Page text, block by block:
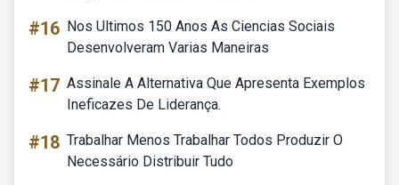
#16 Nos Ultimos 150 Anos As Ciencias Sociais
Desenvolveram Varias Maneiras
#17 Assinale A Alternativa Que Apresenta Exemplos
Ineficazes De Liderança.
#18 Trabalhar Menos Trabalhar Todos Produzir O
Necessário Distribuir Tudo